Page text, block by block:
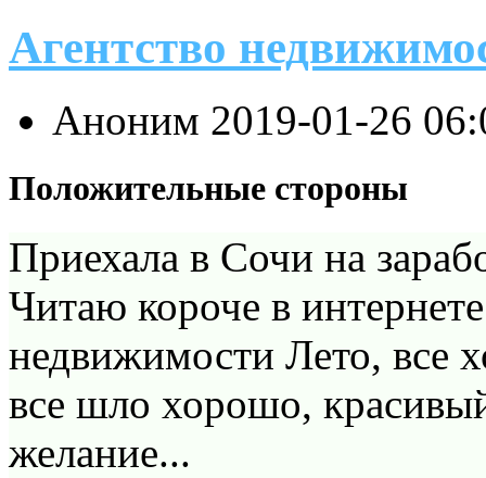
Агентство
Аноним 2019-01-26
Положительные стороны
Приехала в Сочи на
Читаю короче в
недвижимости Лето, все
все шло хорошо,
желание...